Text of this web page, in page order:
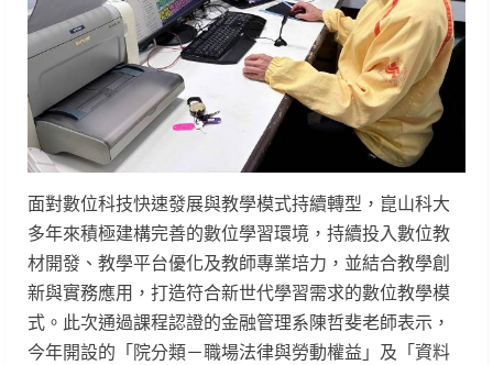
面對數位科技快速發展與教學模式持續轉型，崑山科大
多年來積極建構完善的數位學習環境，持續投入數位教
材開發、教學平台優化及教師專業培力，並結合教學創
新與實務應用，打造符合新世代學習需求的數位教學模
式。此次通過課程認證的金融管理系陳哲斐老師表示，
今年開設的「院分類－職場法律與勞動權益」及「資料